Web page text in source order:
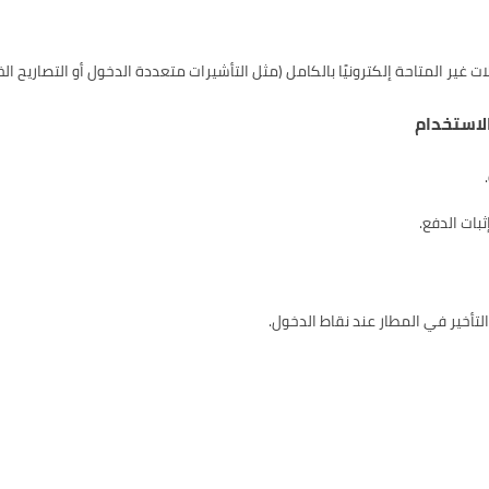
غير المتاحة إلكترونيًا بالكامل (مثل التأشيرات متعددة الدخول أو التصاريح
الدفع.
في المطار عند نقاط الدخول.